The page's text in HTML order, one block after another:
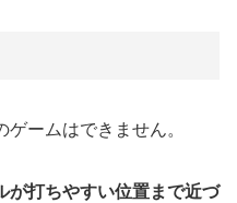
ームはできません。
が打ちやすい位置まで近づ